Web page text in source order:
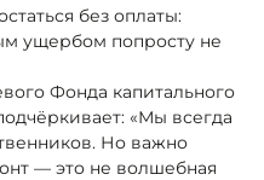
без оплаты:
ущербом попросту не
Фонда капитального
«Мы всегда
Но важно
— это не волшебная